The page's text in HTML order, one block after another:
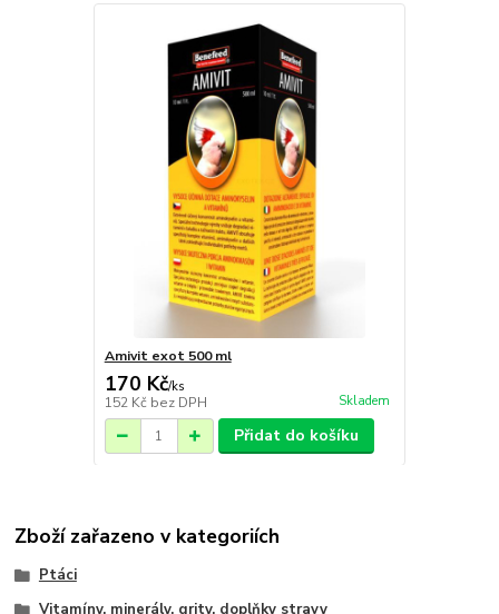
Amivit exot 500 ml
170 Kč/ks
152 Kč bez DPH Skladem
Přidat do košíku
Zboží zařazeno v kategoriích
Ptáci
Vitamíny, minerály, grity, doplňky stravy